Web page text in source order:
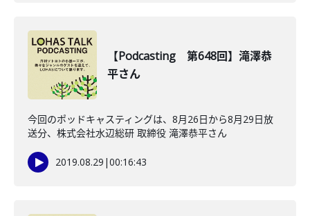
【Podcasting 第648回】滝澤恭
平さん
今回のポッドキャスティングは、8月26日から8月29日放
送分、株式会社水辺総研 取締役 滝澤恭平さん
2019.08.29 |00:16:43